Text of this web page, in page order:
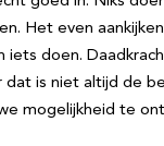
Het even
iets doen.
dat is niet altijd de
mogelijkheid te